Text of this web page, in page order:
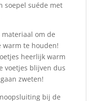
soepel suéde met
om de
warm te houden!
heerlijk warm
voetjes blijven dus
zweten!
bij de